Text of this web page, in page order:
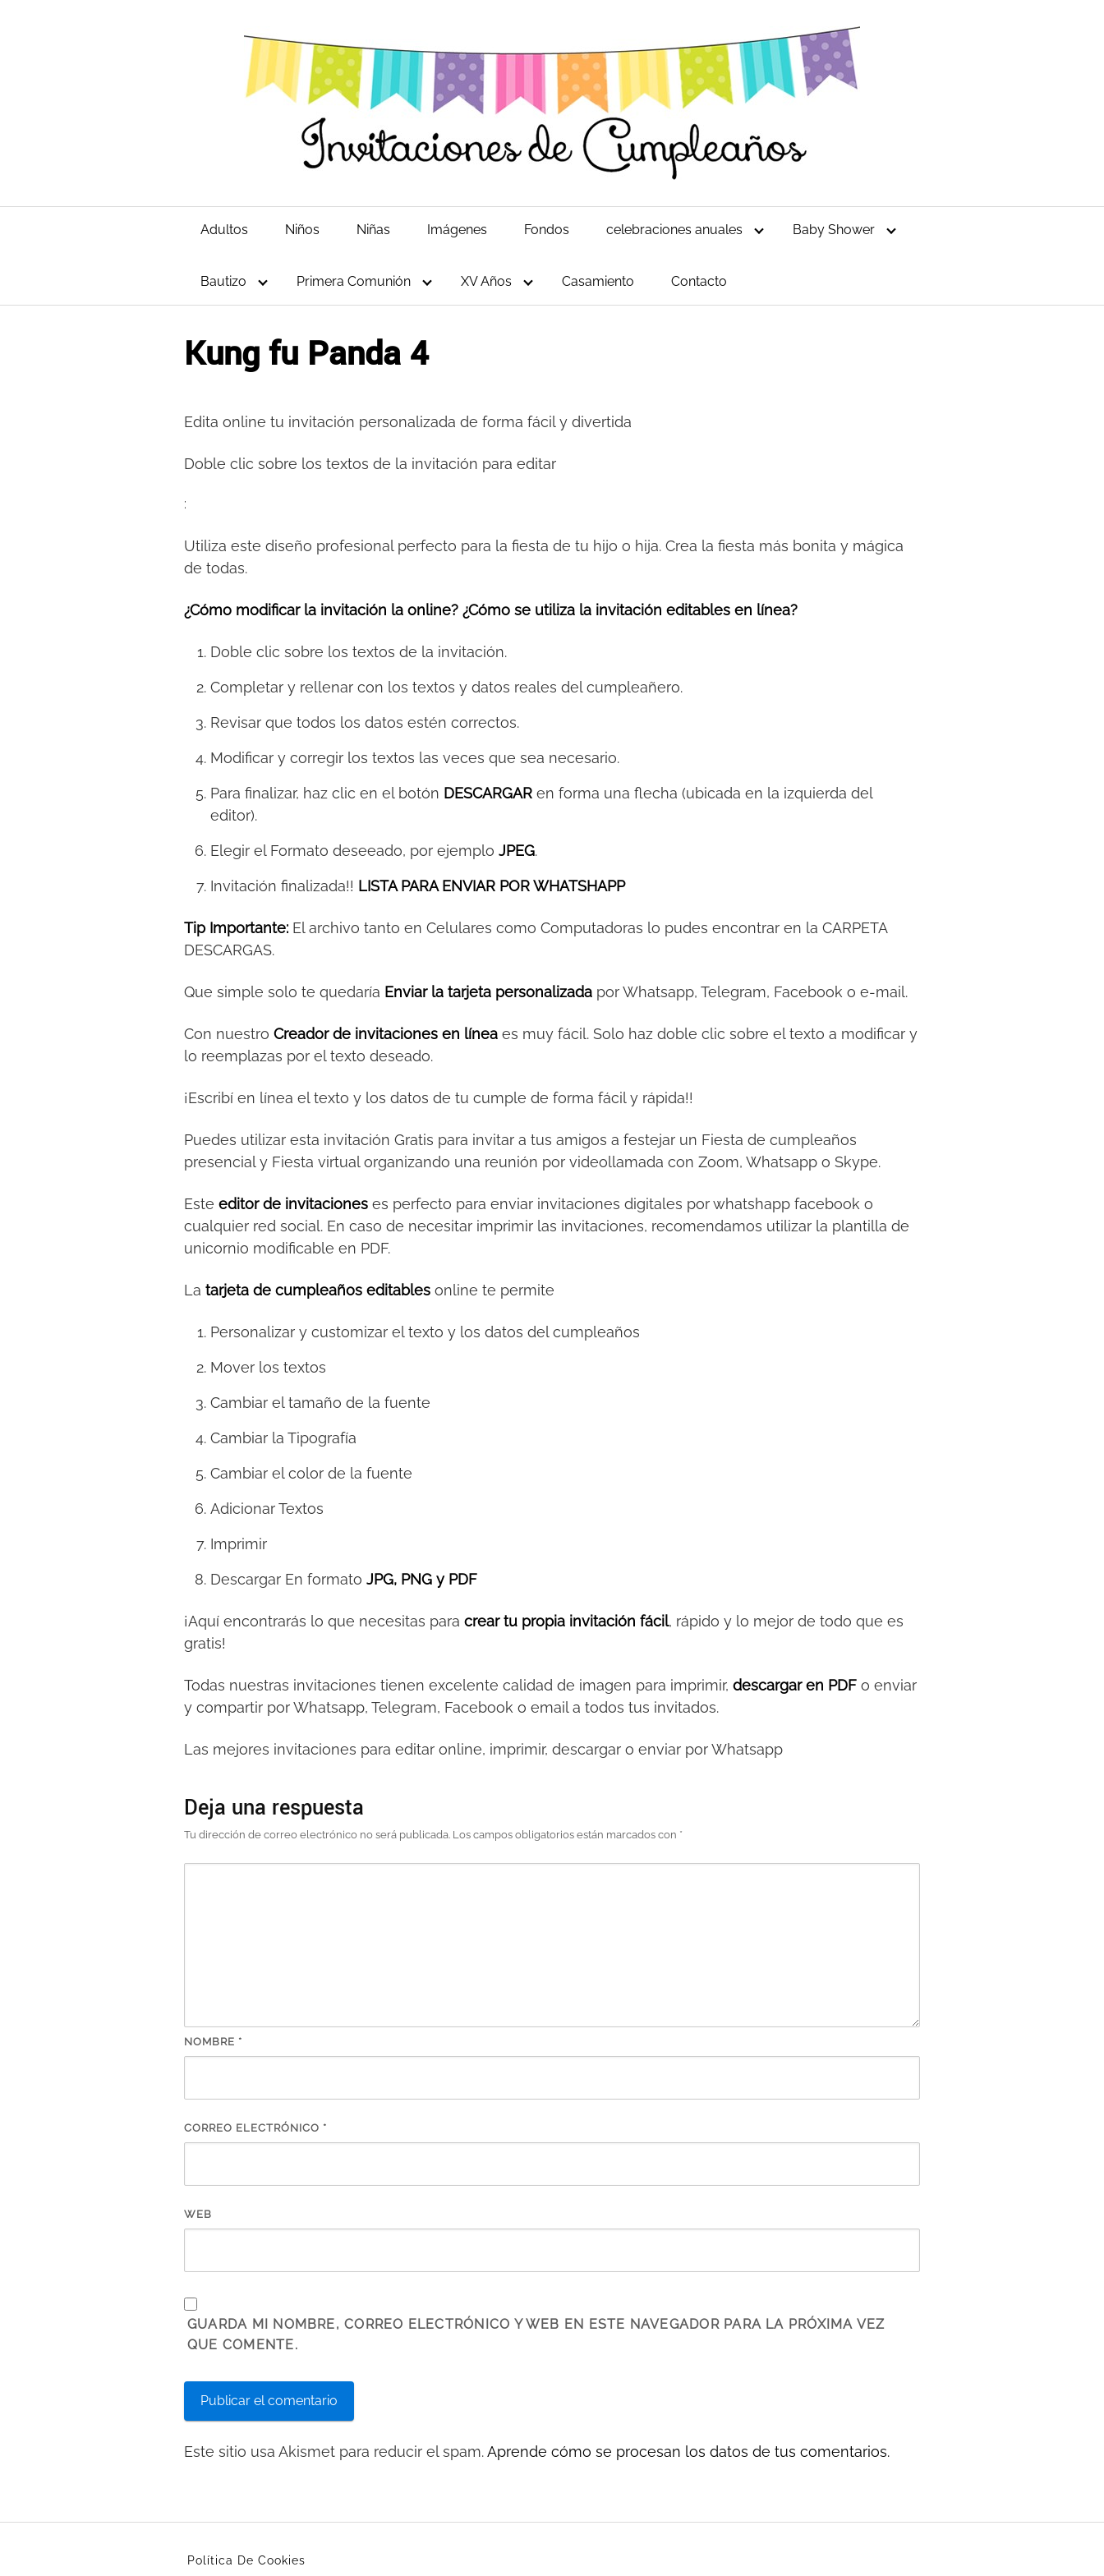
Adultos Niños Niñas Imágenes Fondos celebraciones anuales Baby Shower
Bautizo Primera Comunión XV Años Casamiento Contacto
Kung fu Panda 4
Edita online tu invitación personalizada de forma fácil y divertida
Doble clic sobre los textos de la invitación para editar
:
Utiliza este diseño profesional perfecto para la fiesta de tu hijo o hija. Crea la fiesta más bonita y mágica
de todas.
¿Cómo modificar la invitación la online? ¿Cómo se utiliza la invitación editables en línea?
Doble clic sobre los textos de la invitación.
Completar y rellenar con los textos y datos reales del cumpleañero.
Revisar que todos los datos estén correctos.
Modificar y corregir los textos las veces que sea necesario.
Para finalizar, haz clic en el botón DESCARGAR en forma una flecha (ubicada en la izquierda del
editor).
Elegir el Formato deseeado, por ejemplo JPEG.
Invitación finalizada!! LISTA PARA ENVIAR POR WHATSHAPP
Tip Importante: El archivo tanto en Celulares como Computadoras lo pudes encontrar en la CARPETA
DESCARGAS.
Que simple solo te quedaría Enviar la tarjeta personalizada por Whatsapp, Telegram, Facebook o e-mail.
Con nuestro Creador de invitaciones en línea es muy fácil. Solo haz doble clic sobre el texto a modificar y
lo reemplazas por el texto deseado.
¡Escribí en línea el texto y los datos de tu cumple de forma fácil y rápida!!
Puedes utilizar esta invitación Gratis para invitar a tus amigos a festejar un Fiesta de cumpleaños
presencial y Fiesta virtual organizando una reunión por videollamada con Zoom, Whatsapp o Skype.
Este editor de invitaciones es perfecto para enviar invitaciones digitales por whatshapp facebook o
cualquier red social. En caso de necesitar imprimir las invitaciones, recomendamos utilizar la plantilla de
unicornio modificable en PDF.
La tarjeta de cumpleaños editables online te permite
Personalizar y customizar el texto y los datos del cumpleaños
Mover los textos
Cambiar el tamaño de la fuente
Cambiar la Tipografía
Cambiar el color de la fuente
Adicionar Textos
Imprimir
Descargar En formato JPG, PNG y PDF
¡Aquí encontrarás lo que necesitas para crear tu propia invitación fácil, rápido y lo mejor de todo que es
gratis!
Todas nuestras invitaciones tienen excelente calidad de imagen para imprimir, descargar en PDF o enviar
y compartir por Whatsapp, Telegram, Facebook o email a todos tus invitados.
Las mejores invitaciones para editar online, imprimir, descargar o enviar por Whatsapp
Deja una respuesta
Tu dirección de correo electrónico no será publicada. Los campos obligatorios están marcados con *
NOMBRE *
CORREO ELECTRÓNICO *
WEB
GUARDA MI NOMBRE, CORREO ELECTRÓNICO Y WEB EN ESTE NAVEGADOR PARA LA PRÓXIMA VEZ
QUE COMENTE.
Este sitio usa Akismet para reducir el spam.Aprende cómo se procesan los datos de tus comentarios.
Política De Cookies